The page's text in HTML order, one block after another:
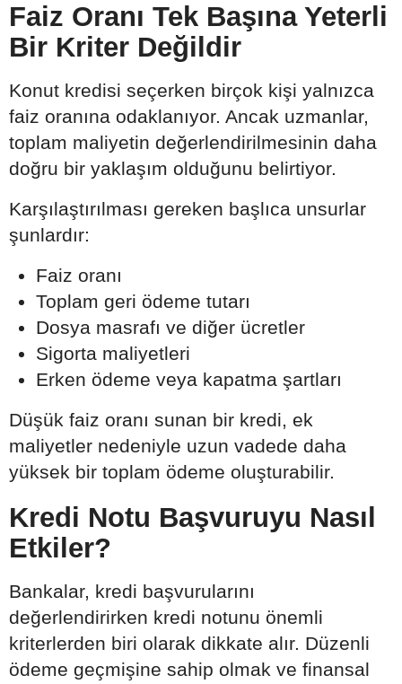
Faiz Oranı Tek Başına Yeterli
Bir Kriter Değildir
Konut kredisi seçerken birçok kişi yalnızca
faiz oranına odaklanıyor. Ancak uzmanlar,
toplam maliyetin değerlendirilmesinin daha
doğru bir yaklaşım olduğunu belirtiyor.
Karşılaştırılması gereken başlıca unsurlar
şunlardır:
Faiz oranı
Toplam geri ödeme tutarı
Dosya masrafı ve diğer ücretler
Sigorta maliyetleri
Erken ödeme veya kapatma şartları
Düşük faiz oranı sunan bir kredi, ek
maliyetler nedeniyle uzun vadede daha
yüksek bir toplam ödeme oluşturabilir.
Kredi Notu Başvuruyu Nasıl
Etkiler?
Bankalar, kredi başvurularını
değerlendirirken kredi notunu önemli
kriterlerden biri olarak dikkate alır. Düzenli
ödeme geçmişine sahip olmak ve finansal